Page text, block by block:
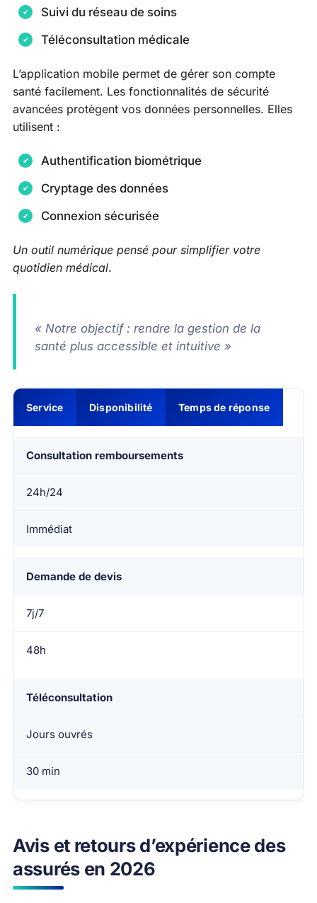
Suivi du réseau de soins
Téléconsultation médicale
L’application mobile permet de gérer son compte
santé facilement. Les fonctionnalités de sécurité
avancées protègent vos données personnelles. Elles
utilisent :
Authentification biométrique
Cryptage des données
Connexion sécurisée
Un outil numérique pensé pour simplifier votre
quotidien médical.
« Notre objectif : rendre la gestion de la
santé plus accessible et intuitive »
Service Disponibilité Temps de réponse
Consultation remboursements
24h/24
Immédiat
Demande de devis
7j/7
48h
Téléconsultation
Jours ouvrés
30 min
Avis et retours d’expérience des
assurés en 2026